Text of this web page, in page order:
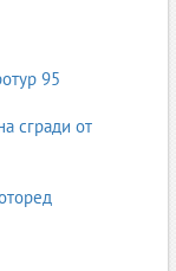
и тестери.
и втулки.
95
сгради от